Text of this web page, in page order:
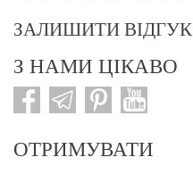
ЗАЛИШИТИ ВІДГУК
З НАМИ ЦІКАВО
ОТРИМУВАТИ